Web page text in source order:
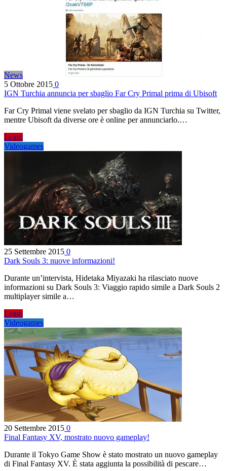
News
5 Ottobre 2015 0
IGN Turchia annuncia per sbaglio Far Cry Primal prima di Ubisoft
Far Cry Primal viene svelato per sbaglio da IGN Turchia su Twitter,
mentre Ubisoft da diverse ore è online per annunciarlo.…
Leggi
Videogames
25 Settembre 2015 0
Dark Souls 3: nuove informazioni!
Durante un’intervista, Hidetaka Miyazaki ha rilasciato nuove
informazioni su Dark Souls 3: Viaggio rapido simile a Dark Souls 2
multiplayer simile a…
Leggi
Videogames
20 Settembre 2015 0
Final Fantasy XV, mostrato nuovo gameplay!
Durante il Tokyo Game Show è stato mostrato un nuovo gameplay
di Final Fantasy XV. È stata aggiunta la possibilità di pescare…